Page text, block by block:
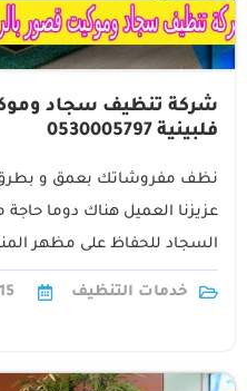
شركة تنظيف سجاد
فلبينية 0530005797
عزيزنا العميل هناك دوما
السجاد للحفاظ على مظهر
شركة تنظيف1
خدمات التنظيف
15